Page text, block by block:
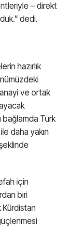
– direkt
dedi.
hazırlık
ve ortak
bağlamda Türk
daha yakın
için
biri
Kürdistan